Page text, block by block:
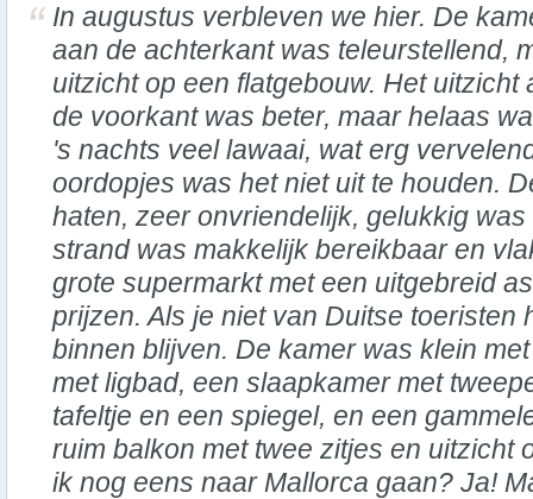
In augustus verbleven we hier. De
aan de achterkant was teleurstellend,
uitzicht op een flatgebouw. Het uitzicht
de voorkant was beter, maar helaas
's nachts veel lawaai, wat erg
oordopjes was het niet uit te houden.
haten, zeer onvriendelijk, gelukkig
strand was makkelijk bereikbaar en
grote supermarkt met een uitgebreid
prijzen. Als je niet van Duitse toeristen
binnen blijven. De kamer was klein
met ligbad, een slaapkamer met
tafeltje en een spiegel, en een
ruim balkon met twee zitjes en uitzicht
ik nog eens naar Mallorca gaan? Ja!